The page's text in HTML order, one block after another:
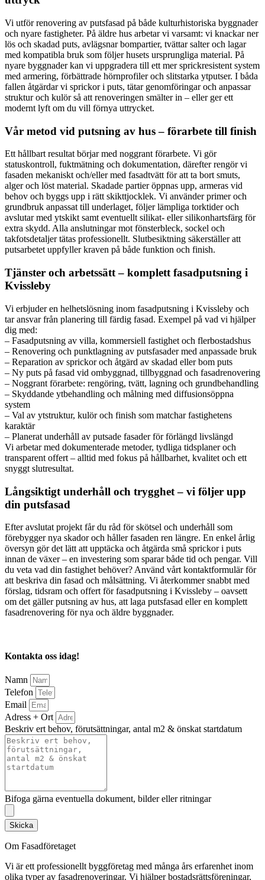
Vi utför renovering av putsfasad på både kulturhistoriska byggnader
och nyare fastigheter. På äldre hus arbetar vi varsamt: vi knackar ner
lös och skadad puts, avlägsnar bompartier, tvättar salter och lagar
med kompatibla bruk som följer husets ursprungliga material. På
nyare byggnader kan vi uppgradera till ett mer sprickresistent system
med armering, förbättrade hörnprofiler och slitstarka ytputser. I båda
fallen åtgärdar vi sprickor i puts, tätar genomföringar och anpassar
struktur och kulör så att renoveringen smälter in – eller ger ett
modernt lyft om du vill förnya uttrycket.
Vår metod vid putsning av hus – förarbete till finish
Ett hållbart resultat börjar med noggrant förarbete. Vi gör
statuskontroll, fuktmätning och dokumentation, därefter rengör vi
fasaden mekaniskt och/eller med fasadtvätt för att ta bort smuts,
alger och löst material. Skadade partier öppnas upp, armeras vid
behov och byggs upp i rätt skikttjocklek. Vi använder primer och
grundbruk anpassat till underlaget, följer lämpliga torktider och
avslutar med ytskikt samt eventuellt silikat- eller silikonhartsfärg för
extra skydd. Alla anslutningar mot fönsterbleck, sockel och
takfotsdetaljer tätas professionellt. Slutbesiktning säkerställer att
putsarbetet uppfyller kraven på både funktion och finish.
Tjänster och arbetssätt – komplett fasadputsning i
Kvissleby
Vi erbjuder en helhetslösning inom fasadputsning i Kvissleby och
tar ansvar från planering till färdig fasad. Exempel på vad vi hjälper
dig med:
– Fasadputsning av villa, kommersiell fastighet och flerbostadshus
– Renovering och punktlagning av putsfasader med anpassade bruk
– Reparation av sprickor och åtgärd av skadad eller bom puts
– Ny puts på fasad vid ombyggnad, tillbyggnad och fasadrenovering
– Noggrant förarbete: rengöring, tvätt, lagning och grundbehandling
– Skyddande ytbehandling och målning med diffusionsöppna
system
– Val av ytstruktur, kulör och finish som matchar fastighetens
karaktär
– Planerat underhåll av putsade fasader för förlängd livslängd
Vi arbetar med dokumenterade metoder, tydliga tidsplaner och
transparent offert – alltid med fokus på hållbarhet, kvalitet och ett
snyggt slutresultat.
Långsiktigt underhåll och trygghet – vi följer upp
din putsfasad
Efter avslutat projekt får du råd för skötsel och underhåll som
förebygger nya skador och håller fasaden ren längre. En enkel årlig
översyn gör det lätt att upptäcka och åtgärda små sprickor i puts
innan de växer – en investering som sparar både tid och pengar. Vill
du veta vad din fastighet behöver? Använd vårt kontaktformulär för
att beskriva din fasad och målsättning. Vi återkommer snabbt med
förslag, tidsram och offert för fasadputsning i Kvissleby – oavsett
om det gäller putsning av hus, att laga putsfasad eller en komplett
fasadrenovering för nya och äldre byggnader.
Kontakta oss idag!
Namn
Telefon
Email
Adress + Ort
Beskriv ert behov, förutsättningar, antal m2 & önskat startdatum
Bifoga gärna eventuella dokument, bilder eller ritningar
Skicka
Om Fasadföretaget
Vi är ett professionellt byggföretag med många års erfarenhet inom
olika typer av fasadrenoveringar. Vi hjälper bostadsrättsföreningar,